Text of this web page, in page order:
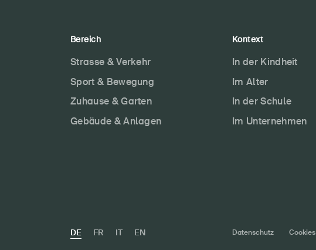
Bereich
Strasse & Verkehr
Sport & Bewegung
Zuhause & Garten
Gebäude & Anlagen
Kontext
In der Kindheit
Im Alter
In der Schule
Im Unternehmen
DE FR IT EN Datenschutz Cookies